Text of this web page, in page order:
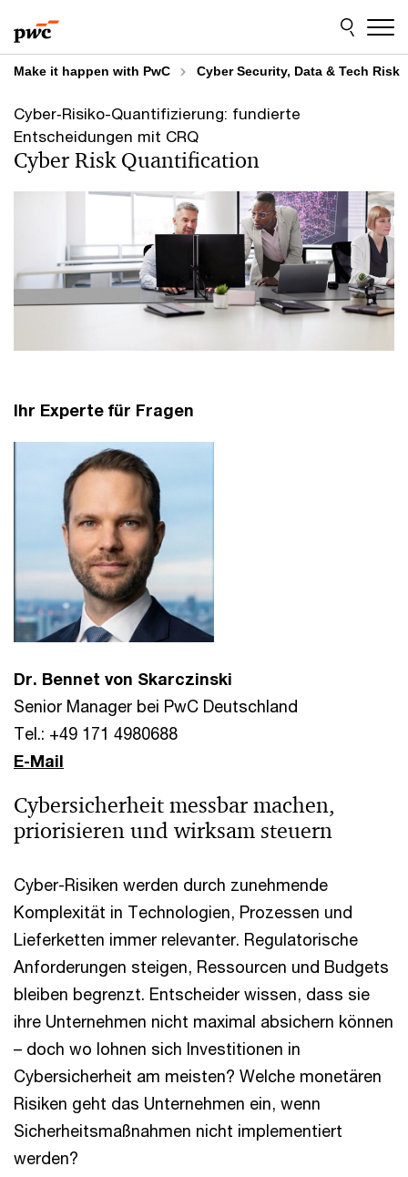
to
content
to
footer
Make it happen with PwC Cyber Security, Data & Tech Risk
Cyber‑Risiko-Quantifizierung: fundierte
Entscheidungen mit CRQ
Cyber Risk Quantification
Ihr Experte für Fragen
Dr. Bennet von Skarczinski
Senior Manager bei PwC Deutschland
Tel.: +49 171 4980688
E-Mail
Cybersicherheit messbar machen,
priorisieren und wirksam steuern
Cyber-Risiken werden durch zunehmende
Komplexität in Technologien, Prozessen und
Lieferketten immer relevanter. Regulatorische
Anforderungen steigen, Ressourcen und Budgets
bleiben begrenzt. Entscheider wissen, dass sie
ihre Unternehmen nicht maximal absichern können
– doch wo lohnen sich Investitionen in
Cybersicherheit am meisten? Welche monetären
Risiken geht das Unternehmen ein, wenn
Sicherheitsmaßnahmen nicht implementiert
werden?